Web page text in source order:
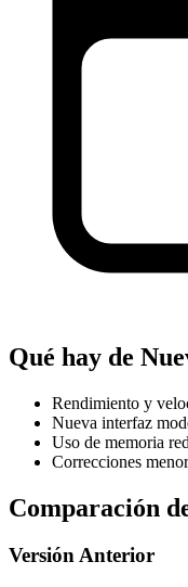
Qué hay de
Rendimiento y
Nueva interfaz
Uso de memoria
Correcciones
Comparación
Versión Anterior